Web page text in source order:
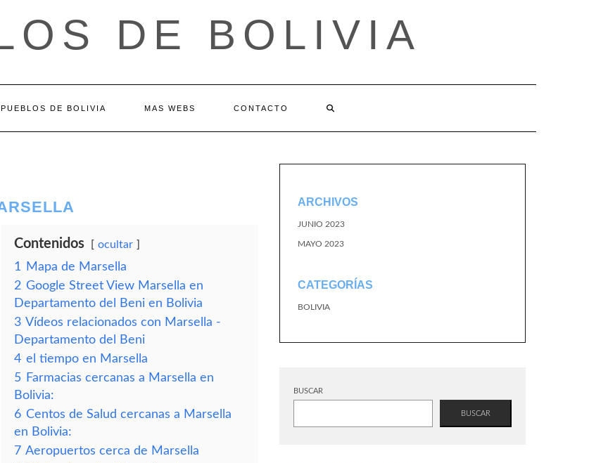
DE BOLIVIA
PUEBLOS DE BOLIVIA MAS WEBS CONTACTO
Contenidos ocultar
1
Mapa de Marsella
2 Google Street View Marsella en
Departamento del Beni en Bolivia
3 Vídeos relacionados con Marsella -
Departamento del Beni
4 el tiempo en Marsella
5 Farmacias cercanas a Marsella en
Bolivia:
6 Centos de Salud cercanas a Marsella
en Bolivia:
7 Aeropuertos cerca de Marsella
ARCHIVOS
JUNIO 2023
MAYO 2023
CATEGORÍAS
BOLIVIA
BUSCAR
BUSCAR